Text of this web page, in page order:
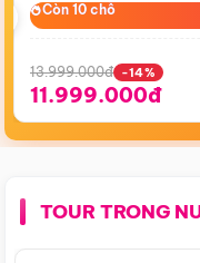
Còn 10 chỗ
Còn 10 chỗ
13.999.000đ -14%
11.999.000đ
TOUR TRONG